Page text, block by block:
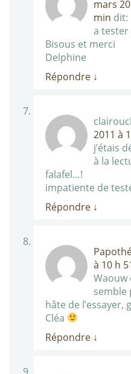
mars
min dit:
a
Bisous et merci
Delphine
Répondre ↓
2011 à
j’étais
à la
falafel…!
impatiente de
Répondre ↓
à 10 h
Waouw
semble
hâte de l’essayer,
Cléa
Répondre ↓